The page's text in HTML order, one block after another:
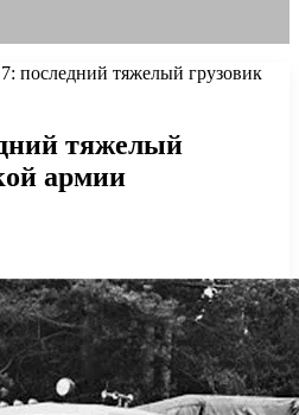
последний тяжелый грузовик
тяжелый
армии